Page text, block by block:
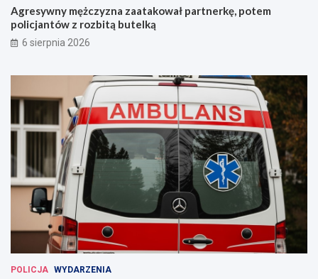
Agresywny mężczyzna zaatakował partnerkę, potem
policjantów z rozbitą butelką
6 sierpnia 2026
POLICJA WYDARZENIA